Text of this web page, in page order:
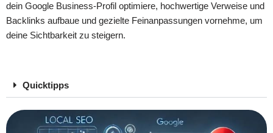
dein Google Business-Profil optimiere, hochwertige Verweise und
Backlinks aufbaue und gezielte Feinanpassungen vornehme, um
deine Sichtbarkeit zu steigern.
Quicktipps